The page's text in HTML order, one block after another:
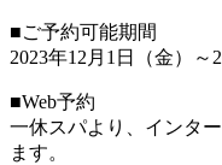
■ご予約可能期間
2023年12月1日（金）～
■Web予約
一休スパより、インタ
ます。